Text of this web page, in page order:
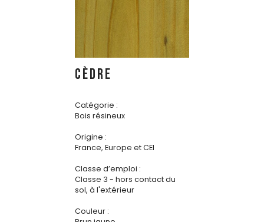
CÈDRE
Catégorie :
Bois résineux
Origine :
France, Europe et CEI
Classe d’emploi :
Classe 3 - hors contact du
sol, à l'extérieur
Couleur :